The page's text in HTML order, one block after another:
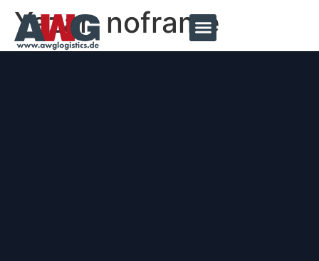
Yazar: noframe